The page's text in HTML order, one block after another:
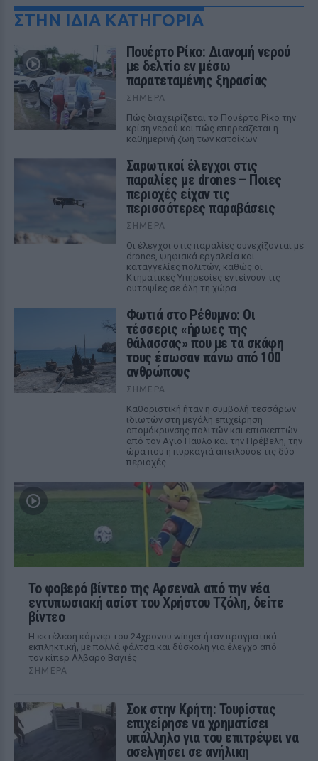
ΣΤΗΝ ΙΔΙΑ ΚΑΤΗΓΟΡΙΑ
Πουέρτο Ρίκο: Διανομή νερού
με δελτίο εν μέσω
παρατεταμένης ξηρασίας
ΣΉΜΕΡΑ
Πώς διαχειρίζεται το Πουέρτο Ρίκο την
κρίση νερού και πώς επηρεάζεται η
καθημερινή ζωή των κατοίκων
Σαρωτικοί έλεγχοι στις
παραλίες με drones – Ποιες
περιοχές είχαν τις
περισσότερες παραβάσεις
ΣΉΜΕΡΑ
Οι έλεγχοι στις παραλίες συνεχίζονται με
drones, ψηφιακά εργαλεία και
καταγγελίες πολιτών, καθώς οι
Κτηματικές Υπηρεσίες εντείνουν τις
αυτοψίες σε όλη τη χώρα
Φωτιά στο Ρέθυμνο: Οι
τέσσερις «ήρωες της
θάλασσας» που με τα σκάφη
τους έσωσαν πάνω από 100
ανθρώπους
ΣΉΜΕΡΑ
Καθοριστική ήταν η συμβολή τεσσάρων
ιδιωτών στη μεγάλη επιχείρηση
απομάκρυνσης πολιτών και επισκεπτών
από τον Αγιο Παύλο και την Πρέβελη, την
ώρα που η πυρκαγιά απειλούσε τις δύο
περιοχές
Το φοβερό βίντεο της Αρσεναλ από την νέα
εντυπωσιακή ασίστ του Χρήστου Τζόλη, δείτε
βίντεο
Η εκτέλεση κόρνερ του 24χρονου winger ήταν πραγματικά
εκπληκτική, με πολλά φάλτσα και δύσκολη για έλεγχο από
τον κίπερ Αλβαρο Βαγιές
ΣΉΜΕΡΑ
Σοκ στην Κρήτη: Τουρίστας
επιχείρησε να χρηματίσει
υπάλληλο για του επιτρέψει να
ασελγήσει σε ανήλικη